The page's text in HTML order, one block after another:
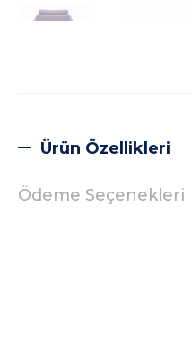
Ürün Özellikleri
Ödeme Seçenekleri